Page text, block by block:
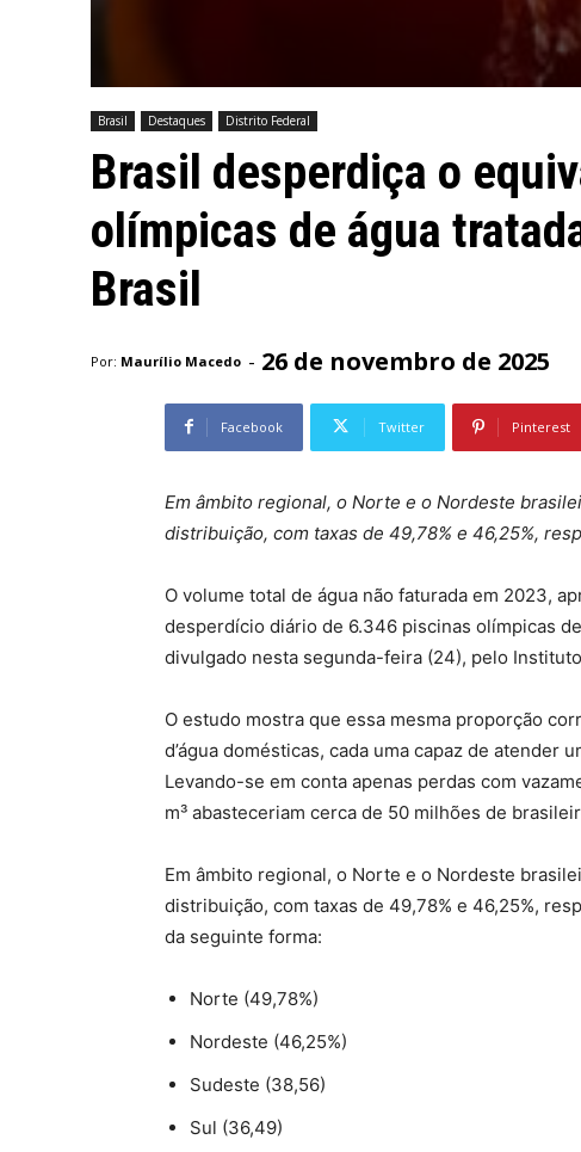
Brasil Destaques Distrito Federal
Brasil desperdiça o
olímpicas de água
Brasil
Por: Maurílio Macedo - 26 de novembro de 2025
Facebook Twitter Pinterest
Em âmbito regional, o Norte e o Nordeste
distribuição, com taxas de 49,78% e 46,25%,
O volume total de água não faturada em 2023,
desperdício diário de 6.346 piscinas olímpicas
divulgado nesta segunda-feira (24), pelo
O estudo mostra que essa mesma proporção
d’água domésticas, cada uma capaz de atender
Levando-se em conta apenas perdas com
m³ abasteceriam cerca de 50 milhões de
Em âmbito regional, o Norte e o Nordeste
distribuição, com taxas de 49,78% e 46,25%,
da seguinte forma:
Norte (49,78%)
Nordeste (46,25%)
Sudeste (38,56)
Sul (36,49)